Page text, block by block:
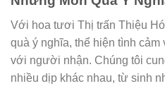
Với hoa tươi Thị trấn Thiệu
quà ý nghĩa, thể hiện tình
với người nhận. Chúng tôi
nhiều dịp khác nhau, từ sinh